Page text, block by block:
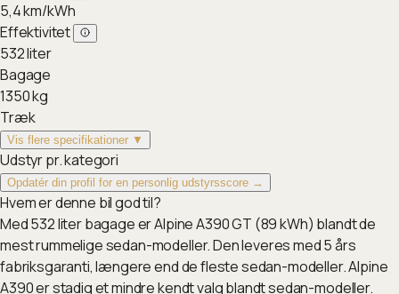
5,4km/kWh
Effektivitet
532liter
Bagage
1350kg
Træk
Vis flere specifikationer ▼
Udstyr pr. kategori
Opdatér din profil for en personlig udstyrsscore →
Hvem er denne bil god til?
Med 532 liter bagage er Alpine A390 GT (89 kWh) blandt de
mest rummelige sedan-modeller. Den leveres med 5 års
fabriksgaranti, længere end de fleste sedan-modeller. Alpine
A390 er stadig et mindre kendt valg blandt sedan-modeller.